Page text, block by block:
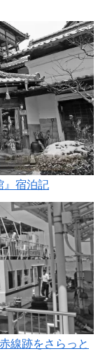
』宿泊記
線跡をさらっと